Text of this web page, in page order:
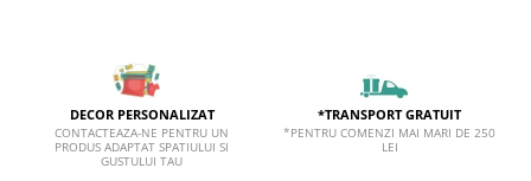
DECOR PERSONALIZAT
CONTACTEAZA-NE PENTRU UN
PRODUS ADAPTAT SPATIULUI SI
GUSTULUI TAU
*TRANSPORT GRATUIT
*PENTRU COMENZI MAI MARI DE 250
LEI